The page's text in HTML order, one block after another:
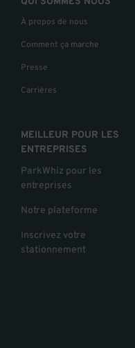
À propos de nous
Comment ça marche
Presse
Carrières
MEILLEUR POUR LES
ENTREPRISES
ParkWhiz pour les
entreprises
Notre plateforme
Inscrivez votre
stationnement